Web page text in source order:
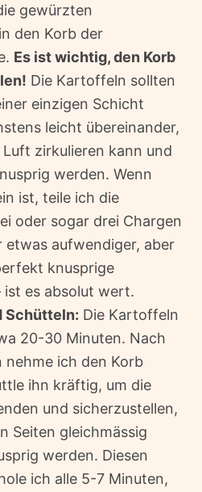
gewürzten
den Korb der
Es ist wichtig, den Korb
Die Kartoffeln sollten
einzigen Schicht
leicht übereinander,
zirkulieren kann und
werden. Wenn
ist, teile ich die
oder sogar drei Chargen
etwas aufwendiger, aber
knusprige
es absolut wert.
Schütteln: Die Kartoffeln
20-30 Minuten. Nach
nehme ich den Korb
ihn kräftig, um die
und sicherzustellen,
Seiten gleichmässig
werden. Diesen
ich alle 5-7 Minuten,